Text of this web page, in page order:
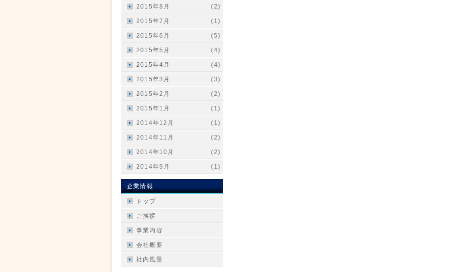
2015年8月 (2)
2015年7月 (1)
2015年6月 (5)
2015年5月 (4)
2015年4月 (4)
2015年3月 (3)
2015年2月 (2)
2015年1月 (1)
2014年12月 (1)
2014年11月 (2)
2014年10月 (2)
2014年9月 (1)
企業情報
トップ
ご挨拶
事業内容
会社概要
社内風景